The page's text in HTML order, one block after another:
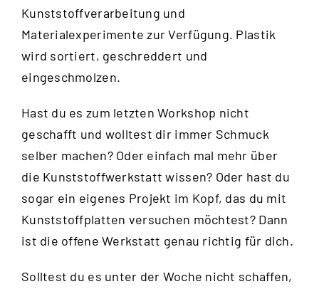
Kunststoffverarbeitung und
Materialexperimente zur Verfügung. Plastik
wird sortiert, geschreddert und
eingeschmolzen.
Hast du es zum letzten Workshop nicht
geschafft und wolltest dir immer Schmuck
selber machen? Oder einfach mal mehr über
die Kunststoffwerkstatt wissen? Oder hast du
sogar ein eigenes Projekt im Kopf, das du mit
Kunststoffplatten versuchen möchtest? Dann
ist die offene Werkstatt genau richtig für dich.
Solltest du es unter der Woche nicht schaffen,